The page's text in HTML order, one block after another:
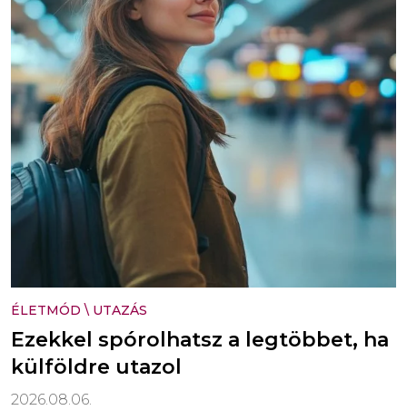
ÉLETMÓD \ UTAZÁS
Ezekkel spórolhatsz a legtöbbet, ha
külföldre utazol
2026.08.06.